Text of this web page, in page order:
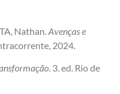
Nathan. Avenças e
2024.
. 3. ed. Rio de